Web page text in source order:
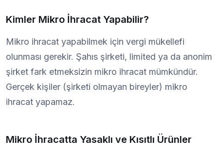
Kimler Mikro İhracat Yapabilir?
Mikro ihracat yapabilmek için vergi mükellefi
olunması gerekir. Şahıs şirketi, limited ya da anonim
şirket fark etmeksizin mikro ihracat mümkündür.
Gerçek kişiler (şirketi olmayan bireyler) mikro
ihracat yapamaz.
Mikro İhracatta Yasaklı ve Kısıtlı Ürünler